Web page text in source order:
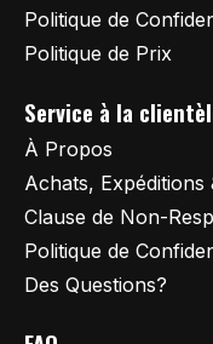
Politique de
Politique de Prix
Service à la
À Propos
Achats, Expéditions
Clause de Non-
Politique de
Des Questions?